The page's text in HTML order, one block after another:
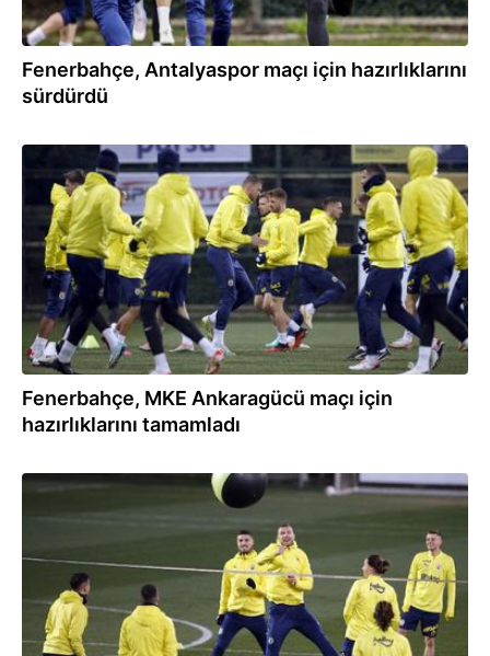
Fenerbahçe, Antalyaspor maçı için hazırlıklarını
sürdürdü
27.01.2024
Fenerbahçe, MKE Ankaragücü maçı için
hazırlıklarını tamamladı